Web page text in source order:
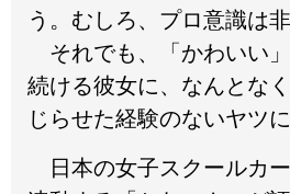
う。むしろ、プロ意識は
それでも、「かわいい
続ける彼女に、なんとな
じらせた経験のないヤツ
日本の女子スクールカ